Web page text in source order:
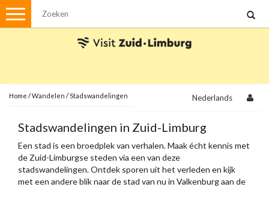
Menu
Met de auto
Visvergunningen
Brochures en kaarten
Plattegronden
Uit de streek
Home /Wandelen /Stadswandelingen Nederlands
Stadswandelingen in Zuid-Limburg
Een stad is een broedplek van verhalen. Maak écht kennis met
de Zuid-Limburgse steden via een van deze
stadswandelingen. Ontdek sporen uit het verleden en kijk
met een andere blik naar de stad van nu in Valkenburg aan de